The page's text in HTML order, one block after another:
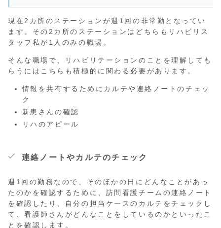
現在2カ所のステーションが週1回の非常勤となってい
ます。その2カ所のステーションはどちらもリハビリス
タッフ私が1人のみの職場。
そんな職場で、リハビリテーションのことを理解しても
らうにはこちらも積極的に関わる必要があります。
情報を共有するためにカルテや連絡ノートのチェッ
ク
新患さんの確認
リハのアピール
連絡ノートやカルテのチェック
週1回の勤務なので、そのほかの日にどんなことがあっ
たのかを確認するために、訪問看護チームの連絡ノート
を確認したり、自分の担当ケースのカルテをチェックし
て、看護師さんがどんなことをしているのかといったこ
とを確認します。